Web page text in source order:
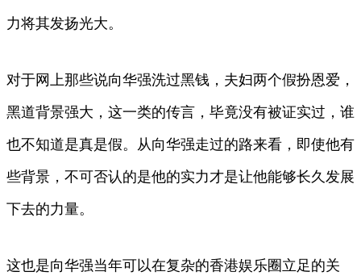
力将其发扬光大。
对于网上那些说向华强洗过黑钱，夫妇两个假扮恩爱，
黑道背景强大，这一类的传言，毕竟没有被证实过，谁
也不知道是真是假。从向华强走过的路来看，即使他有
些背景，不可否认的是他的实力才是让他能够长久发展
下去的力量。
这也是向华强当年可以在复杂的香港娱乐圈立足的关